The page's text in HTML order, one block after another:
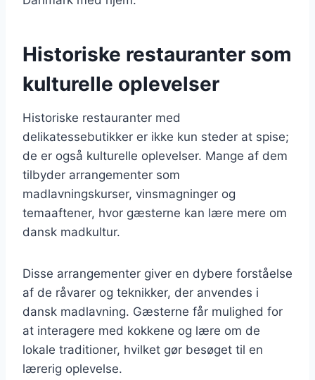
Historiske restauranter som
kulturelle oplevelser
Historiske restauranter med
delikatessebutikker er ikke kun steder at spise;
de er også kulturelle oplevelser. Mange af dem
tilbyder arrangementer som
madlavningskurser, vinsmagninger og
temaaftener, hvor gæsterne kan lære mere om
dansk madkultur.
Disse arrangementer giver en dybere forståelse
af de råvarer og teknikker, der anvendes i
dansk madlavning. Gæsterne får mulighed for
at interagere med kokkene og lære om de
lokale traditioner, hvilket gør besøget til en
lærerig oplevelse.